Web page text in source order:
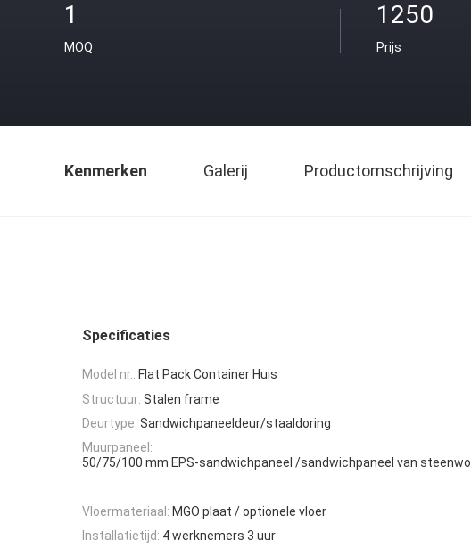
1
MOQ
1250
Prijs
Kenmerken Galerij Productomschrijving
Specificaties
Model nr.: Flat Pack Container Huis
Structuur: Stalen frame
Deurtype: Sandwichpaneeldeur/staaldoring
Muurpaneel:
50/75/100 mm EPS-sandwichpaneel /sandwichpaneel van steenwol
Vloermateriaal: MGO plaat / optionele vloer
Installatietijd: 4 werknemers 3 uur